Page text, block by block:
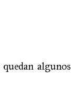
algunos